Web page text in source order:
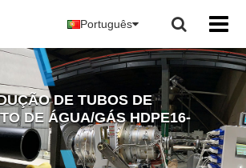
Português
DE TUBOS DE
DE ÁGUA/GÁS HDPE16-